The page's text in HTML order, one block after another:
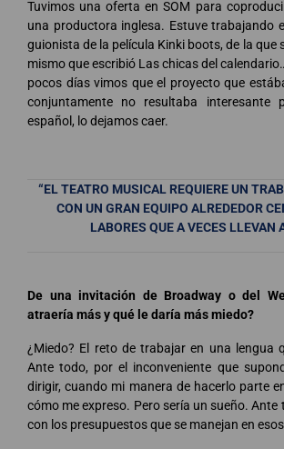
Tuvimos una oferta en SOM para
una productora inglesa. Estuve trabajando
guionista de la película Kinki boots, de la que
mismo que escribió Las chicas del
pocos días vimos que el proyecto que
conjuntamente no resultaba interesante
español, lo dejamos caer.
“EL TEATRO MUSICAL REQUIERE UN
CON UN GRAN EQUIPO ALREDEDOR
LABORES QUE A VECES LLEVAN
De una invitación de Broadway o del
atraería más y qué le daría más miedo?
¿Miedo? El reto de trabajar en una lengua
Ante todo, por el inconveniente que
dirigir, cuando mi manera de hacerlo parte
cómo me expreso. Pero sería un sueño.
con los presupuestos que se manejan en